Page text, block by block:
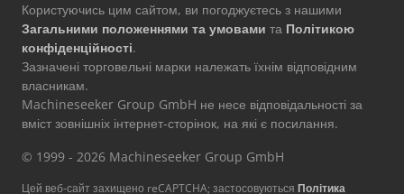
Користуючись цим сайтом, ви погоджуєтесь з нашими
Загальними положеннями та умовами та Політикою
конфіденційності.
Зазначені торговельні марки належать їхнім відповідним
власникам.
Machineseeker Group GmbH не несе відповідальності за
вміст зовнішніх інтернет-сторінок, на які є посилання.
© 1999 - 2026 Machineseeker Group GmbH
Цей веб-сайт захищено reCAPTCHA; застосовуються Політика